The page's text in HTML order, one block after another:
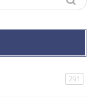
291